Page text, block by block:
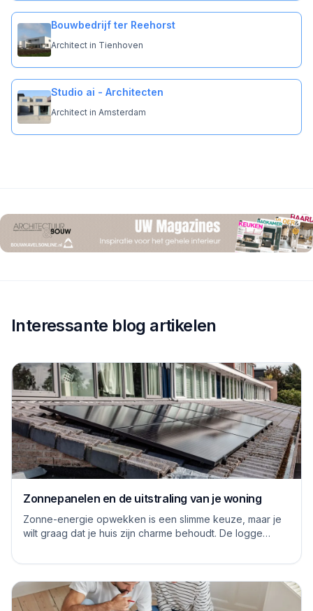
Bouwbedrijf ter Reehorst
Architect in Tienhoven
Studio ai - Architecten
Architect in Amsterdam
Interessante blog artikelen
Zonnepanelen en de uitstraling van je woning
Zonne-energie opwekken is een slimme keuze, maar je
wilt graag dat je huis zijn charme behoudt. De logge